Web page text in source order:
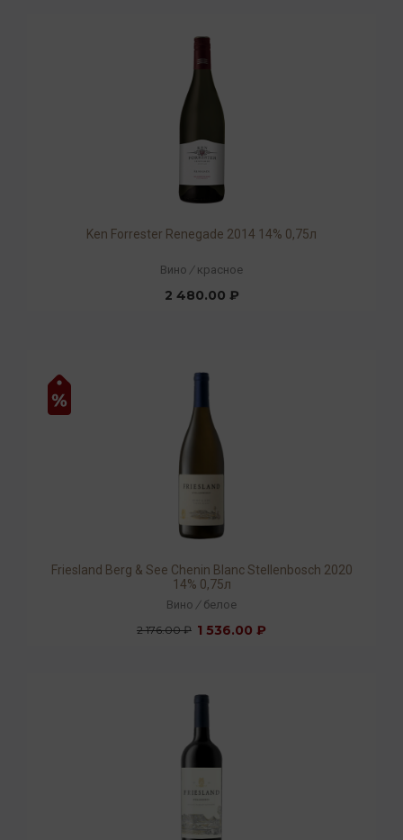
Ken Forrester Renegade 2014 14% 0,75л
Вино / красное
2 480.00 ₽
Friesland Berg & See Chenin Blanc Stellenbosch 2020
14% 0,75л
Вино / белое
2 176.00 ₽ 1 536.00 ₽